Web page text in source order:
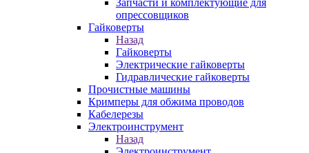
Запчасти и комплектующие для
опрессовщиков
Гайковерты
Назад
Гайковерты
Электрические гайковерты
Гидравлические гайковерты
Прочистные машины
Кримперы для обжима проводов
Кабелерезы
Электроинструмент
Назад